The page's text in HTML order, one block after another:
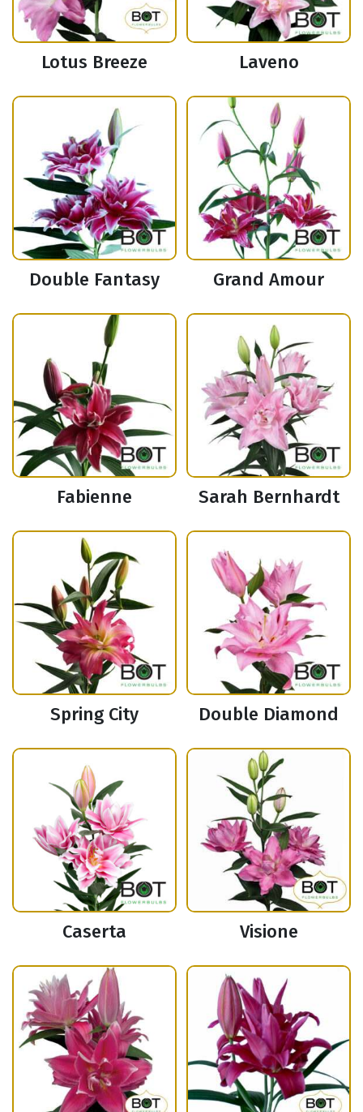
Lotus Breeze Laveno
Double Fantasy Grand Amour
Fabienne Sarah Bernhardt
Spring City Double Diamond
Caserta Visione